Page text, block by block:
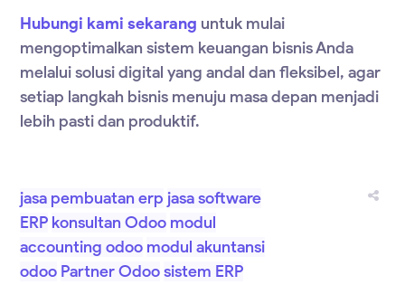
Hubungi kami sekarang untuk mulai
mengoptimalkan sistem keuangan bisnis Anda
melalui solusi digital yang andal dan fleksibel, agar
setiap langkah bisnis menuju masa depan menjadi
lebih pasti dan produktif.
jasa pembuatan erp jasa software
ERP konsultan Odoo modul
accounting odoo modul akuntansi
odoo Partner Odoo sistem ERP